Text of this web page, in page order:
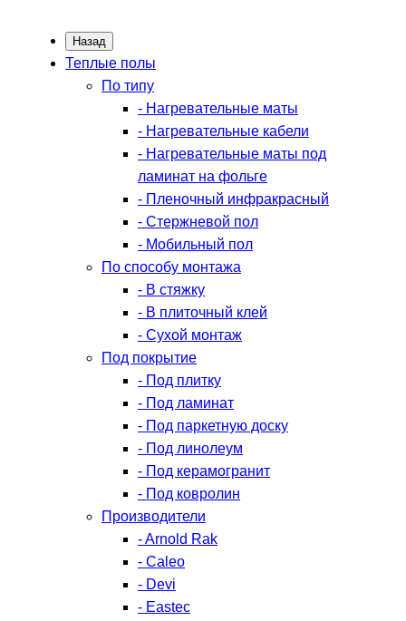
Назад
Теплые полы
По типу
- Нагревательные маты
- Нагревательные кабели
- Нагревательные маты под
ламинат на фольге
- Пленочный инфракрасный
- Стержневой пол
- Мобильный пол
По способу монтажа
- В стяжку
- В плиточный клей
- Сухой монтаж
Под покрытие
- Под плитку
- Под ламинат
- Под паркетную доску
- Под линолеум
- Под керамогранит
- Под ковролин
Производители
- Arnold Rak
- Caleo
- Devi
- Eastec